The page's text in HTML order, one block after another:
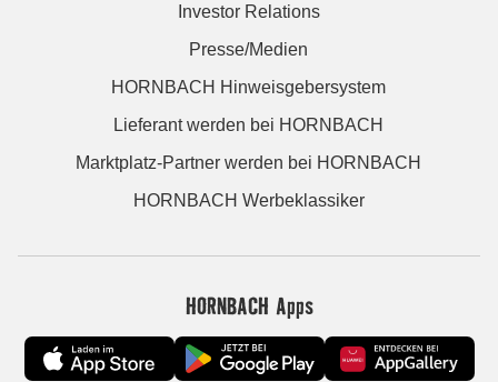
Investor Relations
Presse/Medien
HORNBACH Hinweisgebersystem
Lieferant werden bei HORNBACH
Marktplatz-Partner werden bei HORNBACH
HORNBACH Werbeklassiker
HORNBACH Apps